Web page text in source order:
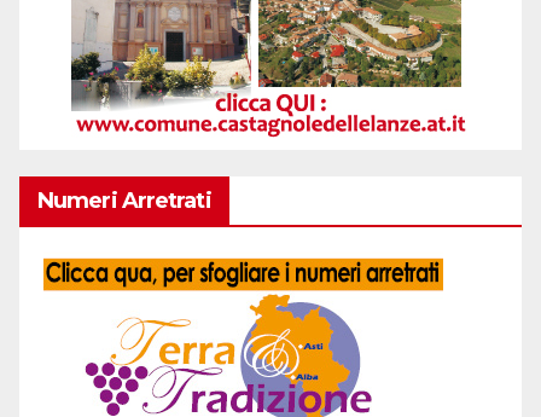
Numeri Arretrati